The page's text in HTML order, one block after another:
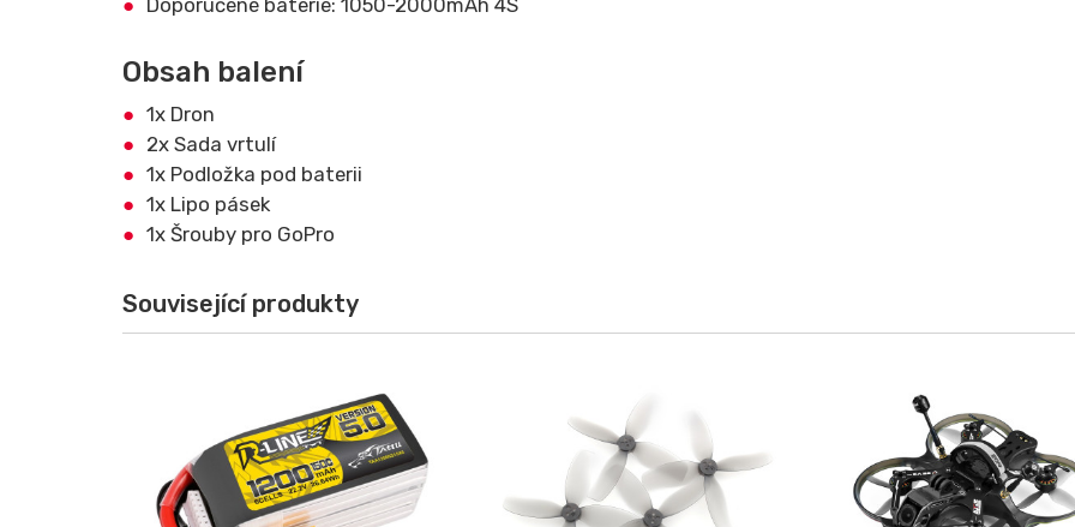
Doporučené baterie: 1050-2000mAh 4S
Obsah balení
1x Dron
2x Sada vrtulí
1x Podložka pod baterii
1x Lipo pásek
1x Šrouby pro GoPro
Související produkty